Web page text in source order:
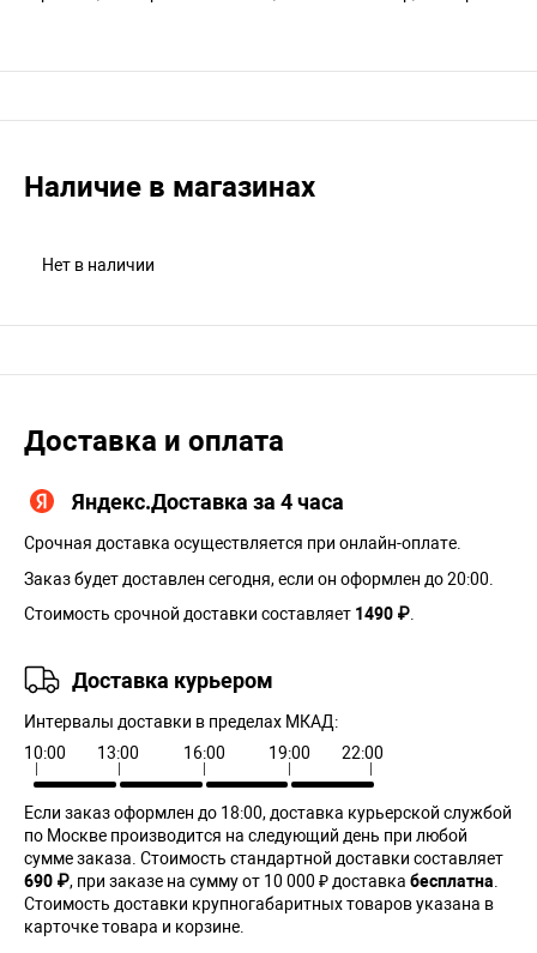
Наличие в магазинах
Нет в наличии
Доставка и оплата
Яндекс.Доставка за 4 часа
Срочная доставка осуществляется при онлайн-оплате.
Заказ будет доставлен сегодня, если он оформлен до 20:00.
Стоимость срочной доставки составляет 1490 ₽
Доставка курьером
Интервалы доставки в пределах МКАД:
10:00
13:00 16:00 19:00 22:00
Если заказ оформлен до 18:00, доставка курьерской службой
по Москве производится на следующий день при любой
сумме заказа. Cтоимость стандартной доставки составляет
690 ₽, при заказе на сумму от 10 000 ₽ доставка бесплатна
Стоимость доставки крупногабаритных товаров указана в
карточке товара и корзине.